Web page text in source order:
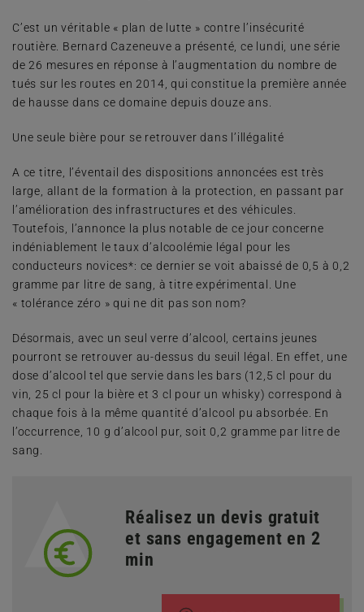
C’est un véritable « plan de lutte » contre l’insécurité
routière. Bernard Cazeneuve a présenté, ce lundi, une série
de 26 mesures en réponse à l’augmentation du nombre de
tués sur les routes en 2014, qui constitue la première année
de hausse dans ce domaine depuis douze ans.
Une seule bière pour se retrouver dans l’illégalité
A ce titre, l’éventail des dispositions annoncées est très
large, allant de la formation à la protection, en passant par
l’amélioration des infrastructures et des véhicules.
Toutefois, l’annonce la plus notable de ce jour concerne
indéniablement le taux d’alcoolémie légal pour les
conducteurs novices*: ce dernier se voit abaissé de 0,5 à 0,2
gramme par litre de sang, à titre expérimental. Une
« tolérance zéro » qui ne dit pas son nom?
Désormais, avec un seul verre d’alcool, certains jeunes
pourront se retrouver au-dessus du seuil légal. En effet, une
dose d’alcool tel que servie dans les bars (12,5 cl pour du
vin, 25 cl pour la bière et 3 cl pour un whisky) correspond à
chaque fois à la même quantité d’alcool pu absorbée. En
l’occurrence, 10 g d’alcool pur, soit 0,2 gramme par litre de
sang.
Réalisez un devis gratuit
et sans engagement en 2
min